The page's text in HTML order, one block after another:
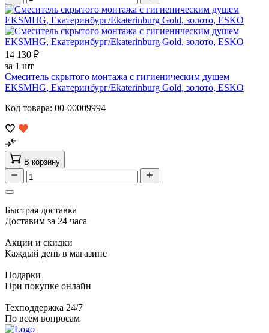
14 130 ₽
за 1 шт
Смеситель скрытого монтажа с гигиеническим душем
EKSMHG, Екатеринбург/Ekaterinburg Gold, золото, ESKO
Код товара: 00-00009994
В корзину
Быстрая доставка
Доставим за 24 часа
Акции и скидки
Каждый день в магазине
Подарки
При покупке онлайн
Техподдержка 24/7
По всем вопросам